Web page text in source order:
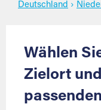
Deutschland ›
Wählen
Zielort